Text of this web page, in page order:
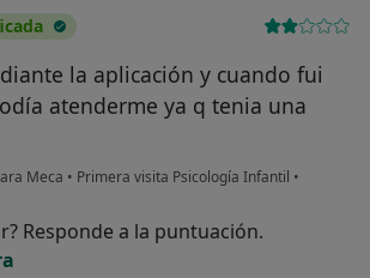
la aplicación y cuando fui
atenderme ya q tenia una
Meca • Primera visita Psicología Infantil •
Responde a la puntuación.